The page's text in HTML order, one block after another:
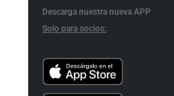
Descarga nuestra nueva APP
Solo para socios: